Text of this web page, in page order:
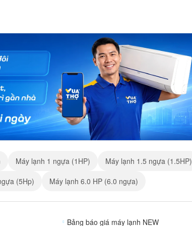
Máy lạnh 1 ngựa (1HP) Máy lạnh 1.5 ngựa (1.5HP)
(5Hp) Máy lạnh 6.0 HP (6.0 ngựa)
Bảng báo giá máy lạnh NEW